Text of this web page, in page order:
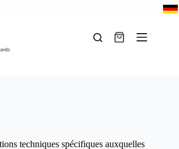
Panier
techniques spécifiques auxquelles